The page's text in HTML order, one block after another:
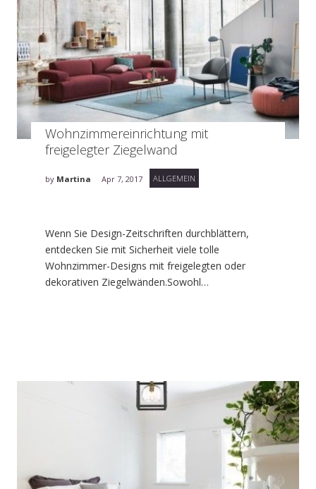
Wohnzimmereinrichtung mit
freigelegter Ziegelwand
by Martina Apr 7, 2017 ALLGEMEIN
Wenn Sie Design-Zeitschriften durchblättern,
entdecken Sie mit Sicherheit viele tolle
Wohnzimmer-Designs mit freigelegten oder
dekorativen Ziegelwänden.Sowohl…